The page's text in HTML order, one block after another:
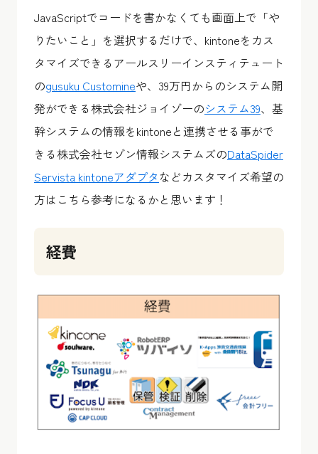
JavaScriptでコードを書かなくても画面上で「や
りたいこと」を選択するだけで、kintoneをカス
タマイズできるアールスリーインスティテュート
のgusuku Customineや、39万円からのシステム開
発ができる株式会社ジョイゾーのシステム39、基
幹システムの情報をkintoneと連携させる事がで
きる株式会社セゾン情報システムズのDataSpider
Servista kintoneアダプタなどカスタマイズ希望の
方はこちら参考になるかと思います！
経費